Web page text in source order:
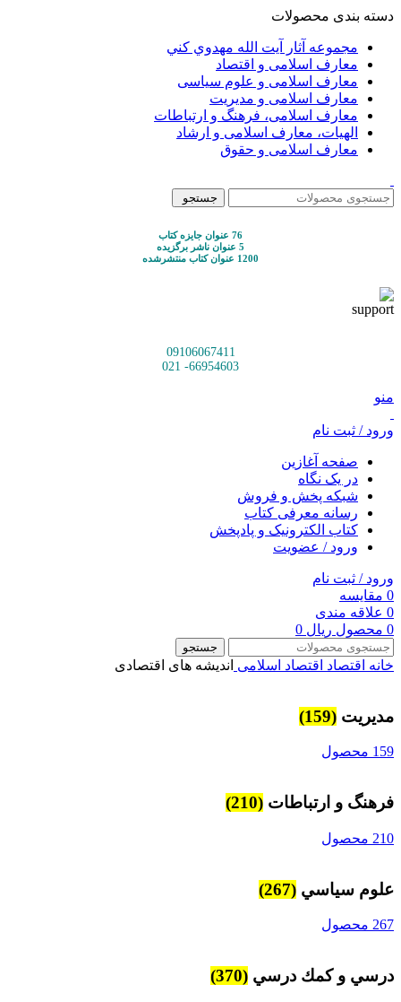
دسته بندی محصولات
مجموعه آثار آيت الله مهدوي كني
معارف اسلامی و اقتصاد
معارف اسلامی و علوم سیاسی
معارف اسلامی و مدیریت
معارف اسلامی، فرهنگ و ارتباطات
الهیات، معارف اسلامی و ارشاد
معارف اسلامی و حقوق
جستجو
76 عنوان جایزه کتاب
5 عنوان ناشر برگزیده
1200 عنوان کتاب منتشرشده
09106067411
66954603- 021
منو
ورود / ثبت نام
صفحه آغازین
در یک نگاه
شبکه پخش و فروش
رسانه معرفی کتاب
کتاب الکترونیک و پادپخش
ورود / عضویت
ورود / ثبت نام
0 مقایسه
0 علاقه مندی
0 محصول ریال
جستجو
خانه اقتصاد اقتصاد اسلامی اندیشه های اقتصادی
مديريت (159)
159 محصول
فرهنگ و ارتباطات (210)
210 محصول
علوم سياسي (267)
267 محصول
درسي و كمك درسي (370)